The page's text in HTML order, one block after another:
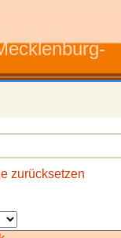
zurücksetzen